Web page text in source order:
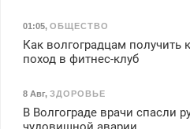
01:05, ОБЩЕСТВО
Как волгоградцам получить
поход в фитнес-клуб
8 Авг, ЗДОРОВЬЕ
В Волгограде врачи спасли